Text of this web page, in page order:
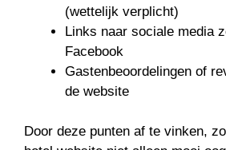
(wettelijk verplicht)
Links naar sociale media
Facebook
Gastenbeoordelingen of
de website
Door deze punten af te vinken,